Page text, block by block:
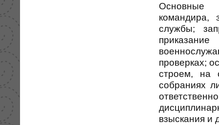
Основные
командира,
службы;
проверках;
строем, на
собраниях
взыскания и